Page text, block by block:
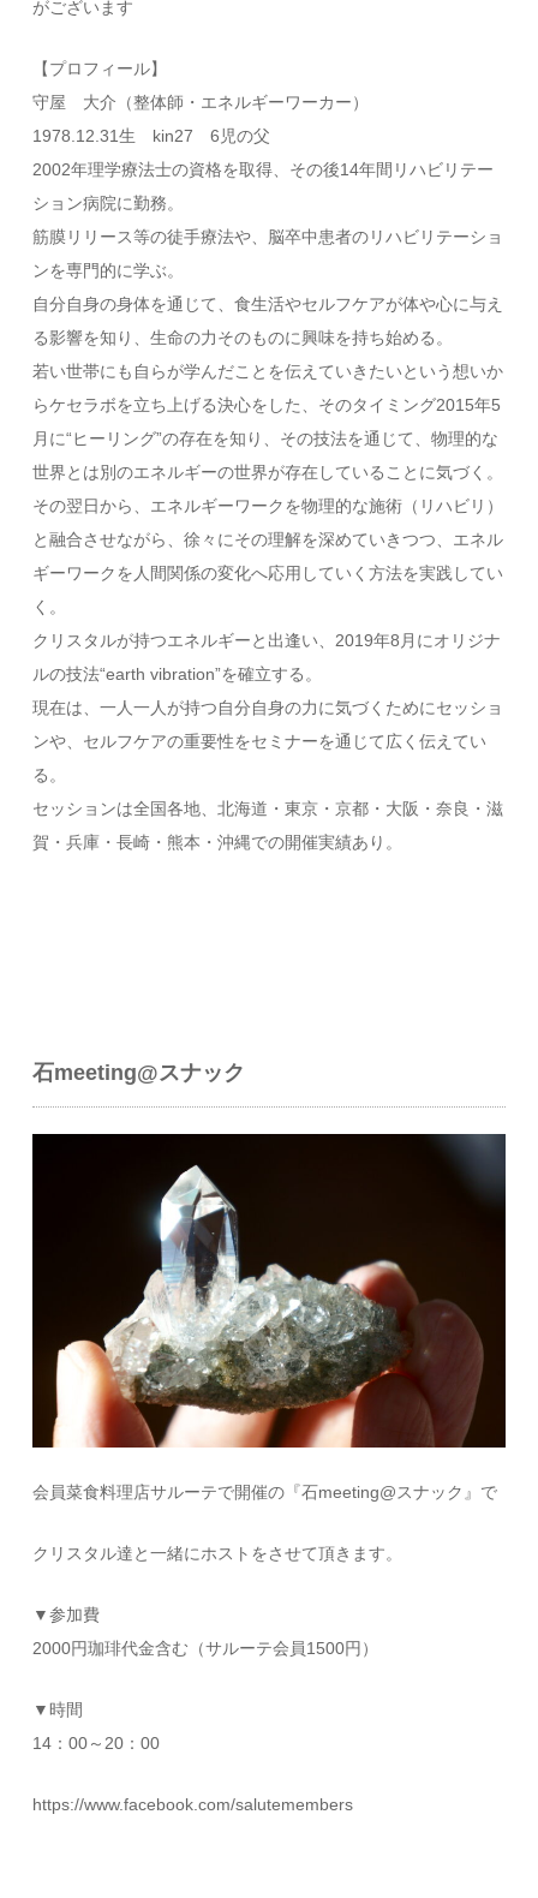
がございます
【プロフィール】
守屋 大介（整体師・エネルギーワーカー）
1978.12.31生 kin27 6児の父
2002年理学療法士の資格を取得、その後14年間リハビリテー
ション病院に勤務。
筋膜リリース等の徒手療法や、脳卒中患者のリハビリテーショ
ンを専門的に学ぶ。
自分自身の身体を通じて、食生活やセルフケアが体や心に与え
る影響を知り、生命の力そのものに興味を持ち始める。
若い世帯にも自らが学んだことを伝えていきたいという想いか
らケセラボを立ち上げる決心をした、そのタイミング2015年5
月に“ヒーリング”の存在を知り、その技法を通じて、物理的な
世界とは別のエネルギーの世界が存在していることに気づく。
その翌日から、エネルギーワークを物理的な施術（リハビリ）
と融合させながら、徐々にその理解を深めていきつつ、エネル
ギーワークを人間関係の変化へ応用していく方法を実践してい
く。
クリスタルが持つエネルギーと出逢い、2019年8月にオリジナ
ルの技法“earth vibration”を確立する。
現在は、一人一人が持つ自分自身の力に気づくためにセッショ
ンや、セルフケアの重要性をセミナーを通じて広く伝えてい
る。
セッションは全国各地、北海道・東京・京都・大阪・奈良・滋
賀・兵庫・長崎・熊本・沖縄での開催実績あり。
石meeting@スナック
会員菜食料理店サルーテで開催の『石meeting@スナック』で
クリスタル達と一緒にホストをさせて頂きます。
▼参加費
2000円珈琲代金含む（サルーテ会員1500円）
▼時間
14：00～20：00
https://www.facebook.com/salutemembers